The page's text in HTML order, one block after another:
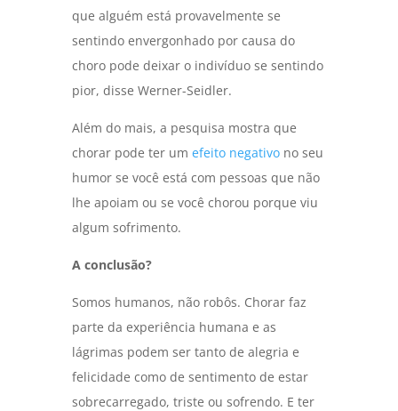
que alguém está provavelmente se
sentindo envergonhado por causa do
choro pode deixar o indivíduo se sentindo
pior, disse Werner-Seidler.
Além do mais, a pesquisa mostra que
chorar pode ter um efeito negativono seu
humor se você está com pessoas que não
lhe apoiam ou se você chorou porque viu
algum sofrimento.
A conclusão?
Somos humanos, não robôs. Chorar faz
parte da experiência humana e as
lágrimas podem ser tanto de alegria e
felicidade como de sentimento de estar
sobrecarregado, triste ou sofrendo. E ter